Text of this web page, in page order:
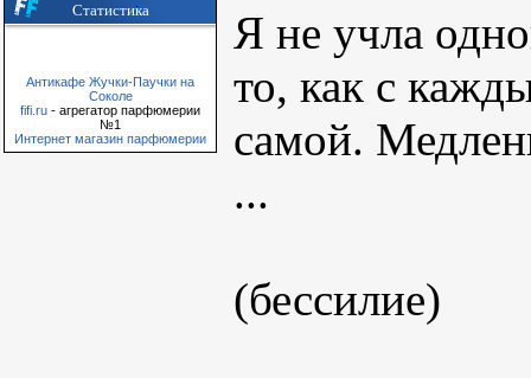
Статистика
Антикафе Жучки-Паучки на
Соколе
fifi.ru - агрегатор парфюмерии
№1
Интернет магазин парфюмерии
Я не учла
то, как с
самой.
...
(бессилие)